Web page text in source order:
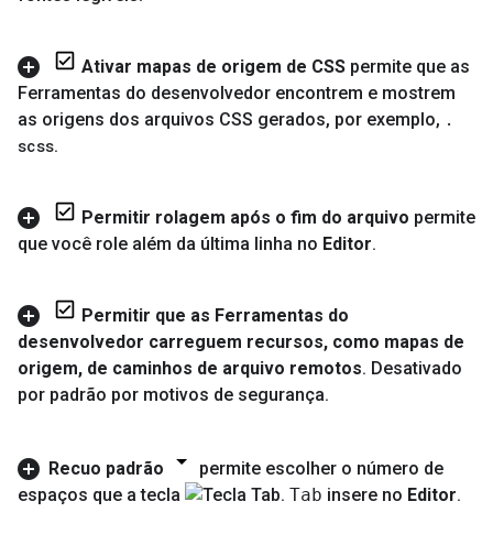
Ativar mapas de origem de CSS permite que as
Ferramentas do desenvolvedor encontrem e mostrem
as origens dos arquivos CSS gerados, por exemplo, .
scss.
Permitir rolagem após o fim do arquivo permite
que você role além da última linha no Editor.
Permitir que as Ferramentas do
desenvolvedor carreguem recursos, como mapas de
origem, de caminhos de arquivo remotos. Desativado
por padrão por motivos de segurança.
Recuo padrão
permite escolher o número de
espaços que a tecla
Tab insere no Editor.